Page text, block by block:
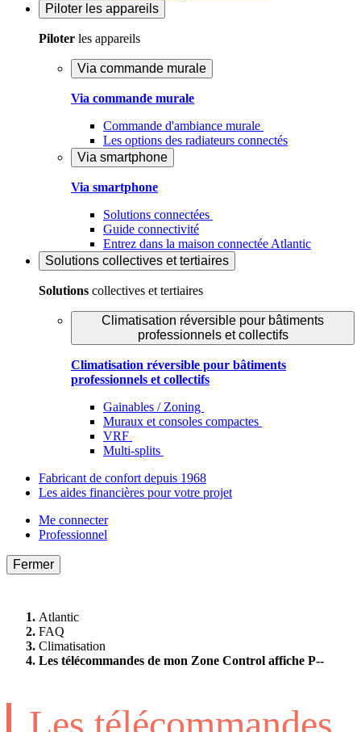
Piloter les appareils
Piloter les appareils
Via commande murale
Via commande murale
Commande d'ambiance murale
Les options des radiateurs connectés
Via smartphone
Via smartphone
Solutions connectées
Guide connectivité
Entrez dans la maison connectée Atlantic
Solutions collectives et tertiaires
Solutions collectives et tertiaires
Climatisation réversible pour bâtiments
professionnels et collectifs
Climatisation réversible pour bâtiments
professionnels et collectifs
Gainables / Zoning
Muraux et consoles compactes
VRF
Multi-splits
Fabricant de confort depuis 1968
Les aides financières pour votre projet
Me connecter
Professionnel
Fermer
Atlantic
FAQ
Climatisation
Les télécommandes de mon Zone Control affiche P--
Les télécommandes